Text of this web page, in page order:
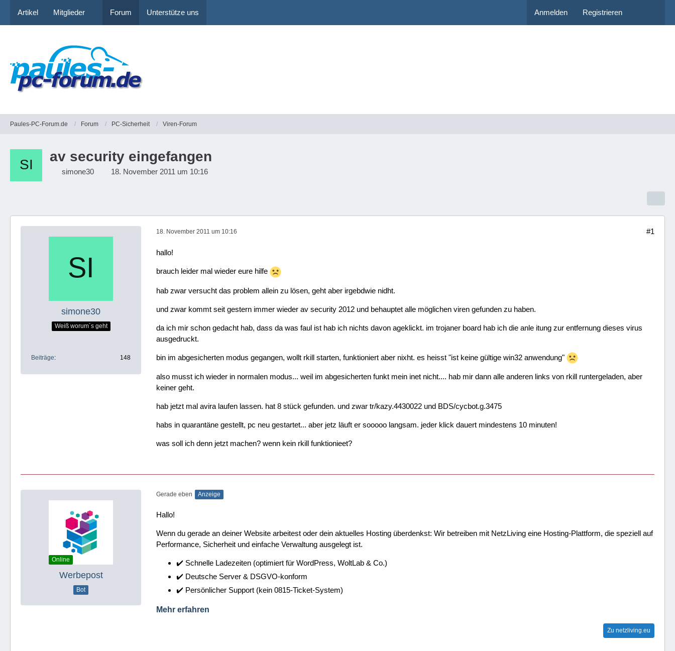
Artikel Mitglieder Forum Unterstütze uns Anmelden Registrieren
Paules-PC-Forum.de Forum PC-Sicherheit Viren-Forum
av security eingefangen
simone30 18. November 2011 um 10:16
simone30
Weiß worum´s geht
Beiträge 148
18. November 2011 um 10:16 #1
hallo!
brauch leider mal wieder eure hilfe
hab zwar versucht das problem allein zu lösen, geht aber irgebdwie nidht.
und zwar kommt seit gestern immer wieder av security 2012 und behauptet alle möglichen viren gefunden zu haben.
da ich mir schon gedacht hab, dass da was faul ist hab ich nichts davon ageklickt. im trojaner board hab ich die anle itung zur entfernung dieses virus
ausgedruckt.
bin im abgesicherten modus gegangen, wollt rkill starten, funktioniert aber nixht. es heisst "ist keine gültige win32 anwendung"
also musst ich wieder in normalen modus... weil im abgesicherten funkt mein inet nicht.... hab mir dann alle anderen links von rkill runtergeladen, aber
keiner geht.
hab jetzt mal avira laufen lassen. hat 8 stück gefunden. und zwar tr/kazy.4430022 und BDS/cycbot.g.3475
habs in quarantäne gestellt, pc neu gestartet... aber jetz läuft er sooooo langsam. jeder klick dauert mindestens 10 minuten!
was soll ich denn jetzt machen? wenn kein rkill funktionieet?
Online
Werbepost
Bot
Gerade eben Anzeige
Hallo!
Wenn du gerade an deiner Website arbeitest oder dein aktuelles Hosting überdenkst: Wir betreiben mit NetzLiving eine Hosting-Plattform, die speziell auf
Performance, Sicherheit und einfache Verwaltung ausgelegt ist.
✔️ Schnelle Ladezeiten (optimiert für WordPress, WoltLab & Co.)
✔️ Deutsche Server & DSGVO-konform
✔️ Persönlicher Support (kein 0815-Ticket-System)
Mehr erfahren
Zu netzliving.eu